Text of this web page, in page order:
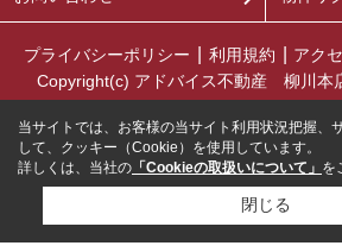
プライバシーポリシー 利用規約 アク
Copyright(c) アドバイス不動産 柳川本
当サイトでは、お客様の当サイト利用状況把握、
して、クッキー（Cookie）を使用しています。
詳しくは、当社の 「Cookieの取扱いについて」 を
閉じる